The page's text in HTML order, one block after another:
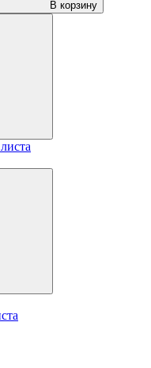
В корзину